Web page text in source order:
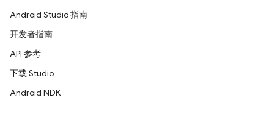
Android Studio 指南
开发者指南
API 参考
下载 Studio
Android NDK